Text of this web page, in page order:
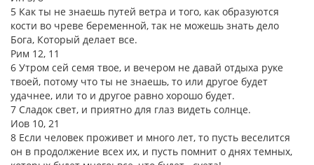
5 Как ты не знаешь путей ветра и того, как образуются
кости во чреве беременной, так не можешь знать дело
Бога, Который делает все.
Рим 12, 11
6 Утром сей семя твое, и вечером не давай отдыха руке
твоей, потому что ты не знаешь, то или другое будет
удачнее, или то и другое равно хорошо будет.
7 Сладок свет, и приятно для глаз видеть солнце.
Иов 10, 21
8 Если человек проживет и много лет, то пусть веселится
он в продолжение всех их, и пусть помнит о днях темных,